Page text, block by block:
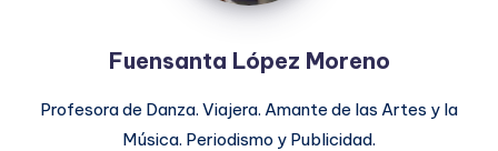
Fuensanta López Moreno
Profesora de Danza. Viajera. Amante de las Artes y la
Música. Periodismo y Publicidad.